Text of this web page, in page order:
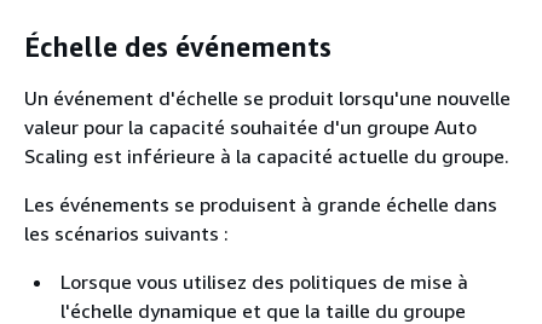
Échelle des événements
Un événement d'échelle se produit lorsqu'une nouvelle
valeur pour la capacité souhaitée d'un groupe Auto
Scaling est inférieure à la capacité actuelle du groupe.
Les événements se produisent à grande échelle dans
les scénarios suivants :
Lorsque vous utilisez des politiques de mise à
l'échelle dynamique et que la taille du groupe